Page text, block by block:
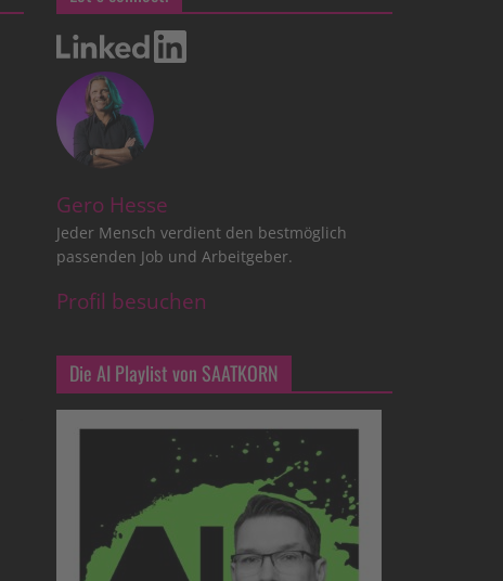
Gero Hesse
Jeder Mensch verdient den bestmöglich
passenden Job und Arbeitgeber.
Profil besuchen
Die AI Playlist von SAATKORN